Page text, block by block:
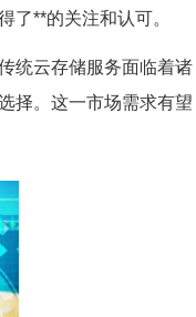
了**的关注和认可。
统云存储服务面临着诸
择。这一市场需求有望